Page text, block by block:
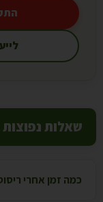
שאלות נפוצות
כמה זמן אחרי